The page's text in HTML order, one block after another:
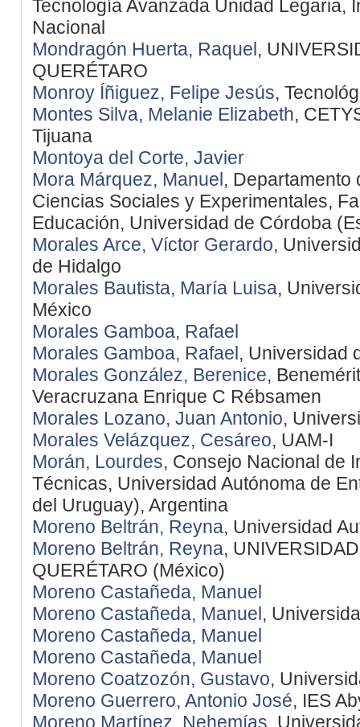
Tecnología Avanzada Unidad Legaria,
Nacional
Mondragón Huerta, Raquel,
QUERÉTARO
Monroy Íñiguez, Felipe Jesús,
Montes Silva, Melanie Elizabeth,
Tijuana
Montoya del Corte, Javier
Mora Márquez, Manuel, Departamento
Ciencias Sociales y Experimentales,
Educación, Universidad de Córdoba
Morales Arce, Víctor Gerardo,
de Hidalgo
Morales Bautista, María Luisa,
México
Morales Gamboa, Rafael
Morales Gamboa, Rafael, Universidad
Morales González, Berenice,
Veracruzana Enrique C Rébsamen
Morales Lozano, Juan Antonio,
Morales Velázquez, Cesáreo, UAM-I
Morán, Lourdes, Consejo Nacional de
Técnicas, Universidad Autónoma de
del Uruguay), Argentina
Moreno Beltrán, Reyna, Universidad
Moreno Beltrán, Reyna,
QUERÉTARO (México)
Moreno Castañeda, Manuel
Moreno Castañeda, Manuel,
Moreno Castañeda, Manuel
Moreno Castañeda, Manuel
Moreno Coatzozón, Gustavo,
Moreno Guerrero, Antonio José, IES
Moreno Martínez, Nehemías,